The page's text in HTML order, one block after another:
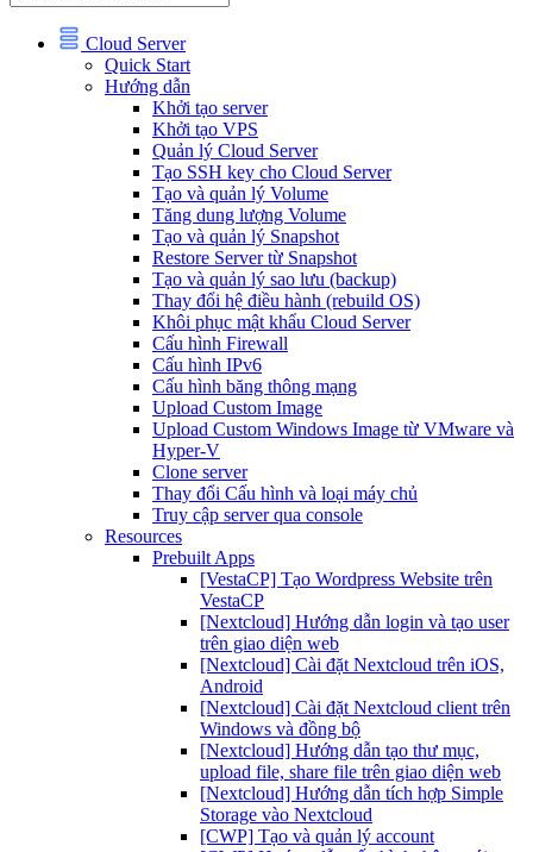
Cloud Server
Quick Start
Hướng dẫn
Khởi tạo server
Khởi tạo VPS
Quản lý Cloud Server
Tạo SSH key cho Cloud Server
Tạo và quản lý Volume
Tăng dung lượng Volume
Tạo và quản lý Snapshot
Restore Server từ Snapshot
Tạo và quản lý sao lưu (backup)
Thay đổi hệ điều hành (rebuild OS)
Khôi phục mật khẩu Cloud Server
Cấu hình Firewall
Cấu hình IPv6
Cấu hình băng thông mạng
Upload Custom Image
Upload Custom Windows Image từ VMware và
Hyper-V
Clone server
Thay đổi Cấu hình và loại máy chủ
Truy cập server qua console
Resources
Prebuilt Apps
[VestaCP] Tạo Wordpress Website trên
VestaCP
[Nextcloud] Hướng dẫn login và tạo user
trên giao diện web
[Nextcloud] Cài đặt Nextcloud trên iOS,
Android
[Nextcloud] Cài đặt Nextcloud client trên
Windows và đồng bộ
[Nextcloud] Hướng dẫn tạo thư mục,
upload file, share file trên giao diện web
[Nextcloud] Hướng dẫn tích hợp Simple
Storage vào Nextcloud
[CWP] Tạo và quản lý account